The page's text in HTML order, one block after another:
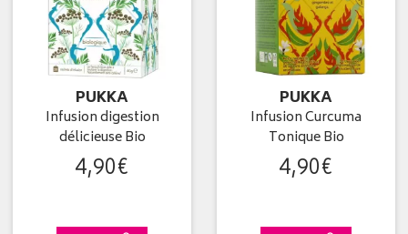
PUKKA
Infusion digestion
délicieuse Bio
4,90€
PUKKA
Infusion Curcuma
Tonique Bio
4,90€